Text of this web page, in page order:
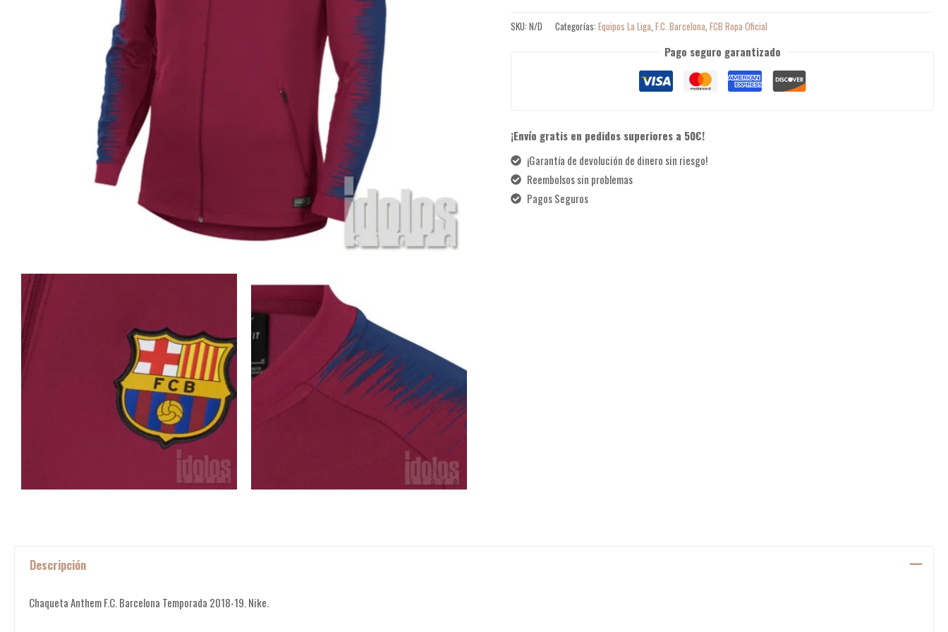
SKU:N/D Categorías:Equipos La Liga ,F.C. Barcelona ,FCB Ropa Oficial
Pago seguro garantizado
¡Envío gratis en pedidos superiores a 50€!
¡Garantía de devolución de dinero sin riesgo!
Reembolsos sin problemas
Pagos Seguros
Descripción
Chaqueta Anthem F.C. Barcelona Temporada 2018-19. Nike.